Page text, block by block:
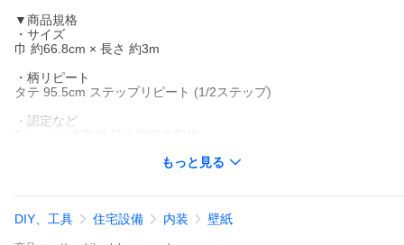
▼商品規格
・サイズ
巾 約66.8cm × 長さ 約3m
・柄リピート
タテ 95.5cm ステップリピート (1/2ステップ)
・認定など
ざいます。
もっと見る
DIY、工具 住宅設備 内装 壁紙